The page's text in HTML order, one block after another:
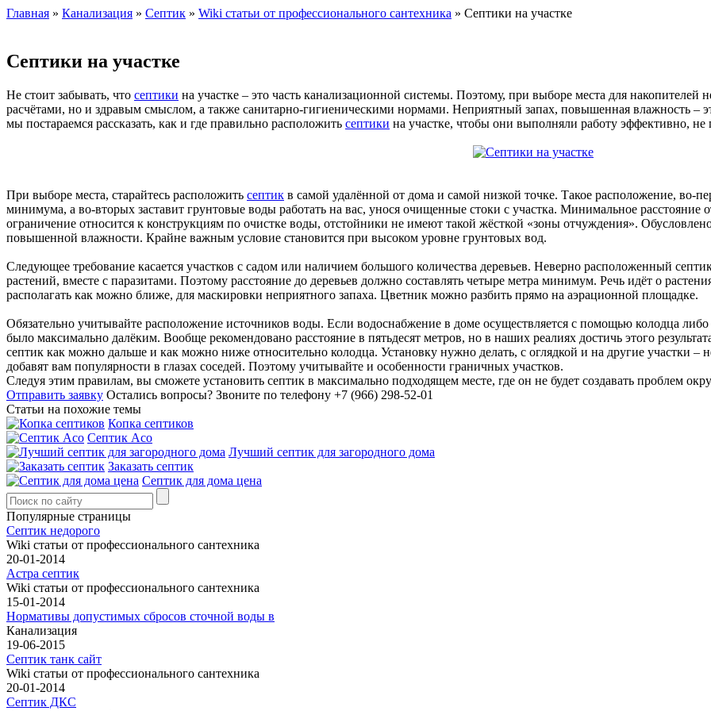
Главная » Канализация » Септик » Wiki статьи от профессионального сантехника » Септики на участке
Септики на участке
Не стоит забывать, что септики на участке – это часть канализационной системы. Поэтому, при выборе места для накопителей
расчётами, но и здравым смыслом, а также санитарно-гигиеническими нормами. Неприятный запах, повышенная влажность –
мы постараемся рассказать, как и где правильно расположить септики на участке, чтобы они выполняли работу эффективно,
При выборе места, старайтесь расположить септик в самой удалённой от дома и самой низкой точке. Такое расположение,
минимума, а во-вторых заставит грунтовые воды работать на вас, унося очищенные стоки с участка. Минимальное расстояние
ограничение относится к конструкциям по очистке воды, отстойники не имеют такой жёсткой «зоны отчуждения».
повышенной влажности. Крайне важным условие становится при высоком уровне грунтовых вод.
Следующее требование касается участков с садом или наличием большого количества деревьев. Неверно расположенный
растений, вместе с паразитами. Поэтому расстояние до деревьев должно составлять четыре метра минимум. Речь идёт о
располагать как можно ближе, для маскировки неприятного запаха. Цветник можно разбить прямо на аэрационной площадке.
Обязательно учитывайте расположение источников воды. Если водоснабжение в доме осуществляется с помощью колодца
было максимально далёким. Вообще рекомендовано расстояние в пятьдесят метров, но в наших реалиях достичь этого
септик как можно дальше и как можно ниже относительно колодца. Установку нужно делать, с оглядкой и на другие участки –
добавят вам популярности в глазах соседей. Поэтому учитывайте и особенности граничных участков.
Следуя этим правилам, вы сможете установить септик в максимально подходящем месте, где он не будет создавать проблем
Отправить заявку Остались вопросы? Звоните по телефону +7 (966) 298-52-01
Статьи на похожие темы
Копка септиков
Септик Асо
Лучший септик для загородного дома
Заказать септик
Септик для дома цена
Популярные страницы
Септик недорого
Wiki статьи от профессионального сантехника
20-01-2014
Астра септик
Wiki статьи от профессионального сантехника
15-01-2014
Нормативы допустимых сбросов сточной воды в
Канализация
19-06-2015
Септик танк сайт
Wiki статьи от профессионального сантехника
20-01-2014
Септик ДКС